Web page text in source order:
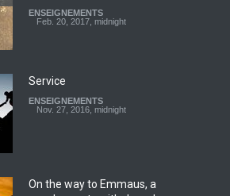
Youth worry about your
father's matter - Dokimos
Look at your neighbour with
ENSEIGNEMENTS
Feb. 20, 2017, midnight
Service
ENSEIGNEMENTS
Nov. 27, 2016, midnight
On the way to Emmaus, a